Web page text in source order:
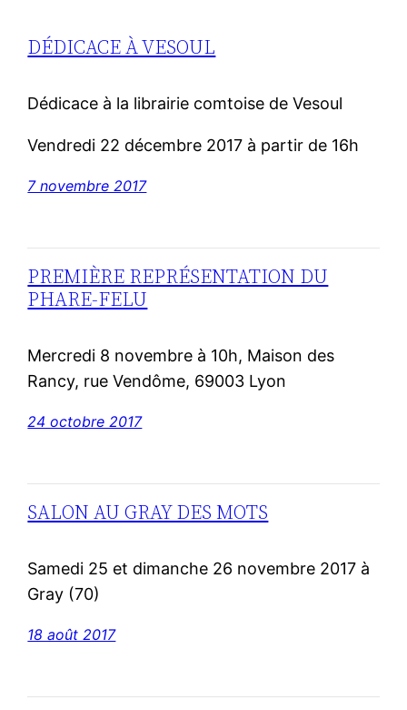
DÉDICACE À VESOUL
Dédicace à la librairie comtoise de Vesoul
Vendredi 22 décembre 2017 à partir de 16h
7 novembre 2017
PREMIÈRE REPRÉSENTATION DU
PHARE-FELU
Mercredi 8 novembre à 10h, Maison des
Rancy, rue Vendôme, 69003 Lyon
24 octobre 2017
SALON AU GRAY DES MOTS
Samedi 25 et dimanche 26 novembre 2017 à
Gray (70)
18 août 2017